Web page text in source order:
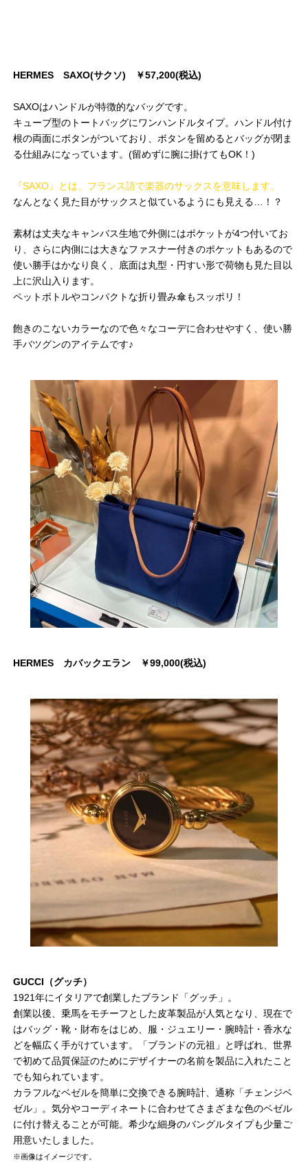
HERMES SAXO(サクソ) ￥57,200(税込)
SAXOはハンドルが特徴的なバッグです。
キューブ型のトートバッグにワンハンドルタイプ。ハンドル付け
根の両面にボタンがついており、ボタンを留めるとバッグが閉ま
る仕組みになっています。(留めずに腕に掛けてもOK！)
『SAXO』とは、フランス語で楽器のサックスを意味します。
なんとなく見た目がサックスと似ているようにも見える…！？
素材は丈夫なキャンバス生地で外側にはポケットが4つ付いてお
り、さらに内側には大きなファスナー付きのポケットもあるので
使い勝手はかなり良く、底面は丸型・円すい形で荷物も見た目以
上に沢山入ります。
ペットボトルやコンパクトな折り畳み傘もスッポリ！
飽きのこないカラーなので色々なコーデに合わせやすく、使い勝
手バツグンのアイテムです♪
HERMES カバックエラン ￥99,000(税込)
GUCCI（グッチ）
1921年にイタリアで創業したブランド「グッチ」。
創業以後、乗馬をモチーフとした皮革製品が人気となり、現在で
はバッグ・靴・財布をはじめ、服・ジュエリー・腕時計・香水な
どを幅広く手がけています。「ブランドの元祖」と呼ばれ、世界
で初めて品質保証のためにデザイナーの名前を製品に入れたこと
でも知られています。
カラフルなベゼルを簡単に交換できる腕時計、通称「チェンジベ
ゼル」。気分やコーディネートに合わせてさまざまな色のベゼル
に付け替えることが可能。希少な細身のバングルタイプも少量ご
用意いたしました。
※画像はイメージです。